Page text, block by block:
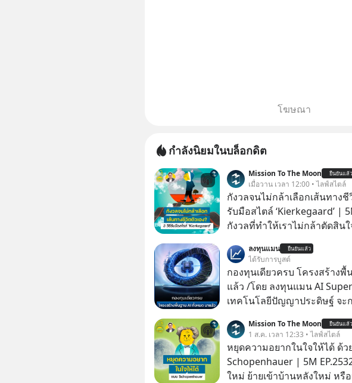
โฆษณา
กำลังนิยมในบล็อกดิต
Mission To The Moon ยืนยันแล้ว
เมื่อวาน เวลา 12:00 • ไลฟ์สไตล์
กังวลจนไม่กล้าเลือกเส้นทางชี
รับมือสไตล์ ‘Kierkegaard’ |
กังวลที่ทำให้เราไม่กล้าตัดสินใ
เกิดจากการที่เรามี ‘อิสรภาพ’
มากมาย ซึ่งเมื่อเทียบกับสัตว์แ
ต่างได้ชัดว่าเรามี ‘อำนาจ’ ใ
ใจมากแค่ไหน แต่อิสรภาพ อำนาจ หรือการได้มี
สิทธิเลือกนี้กลับสร้างความกังว
จะรับมือกับความกังวลนี้อย่างไ
แคสต์ 5M EP. นี้ #goodtime #5minutespodcast
ลงทุนแมน ยืนยันแล้ว
ได้รับการบูสต์
กองทุนเดียวครบ โครงสร้าง
แล้ว /โดย ลงทุนแมน AI
เทคโนโลยีปัญญาประดิษฐ์ จะ
ชีวิตของผู้คนอย่างยาวนานต่อจ
Mission To The Moon ยืนยันแล้ว
1 ส.ค. เวลา 12:33 • ไลฟ์สไตล์
หยุดความอยากในใจให้ได้ ด้ว
Schopenhauer | 5M
ใหม่ ย้ายเข้าบ้านหลังใหม่ หรื